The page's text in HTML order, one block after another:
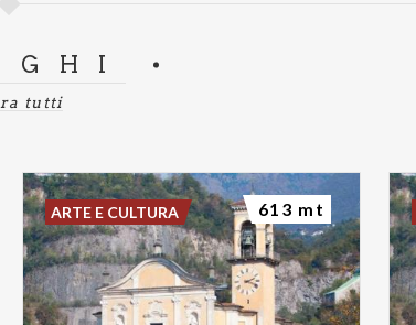
tutti
ARTE E CULTURA 613 mt